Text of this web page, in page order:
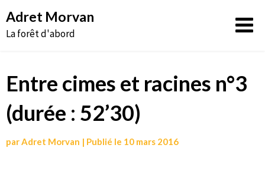
au
contenu
Adret Morvan
La forêt d'abord
Entre cimes et racines n°3
(durée : 52’30)
parAdret Morvan | Publié le 10 mars 2016